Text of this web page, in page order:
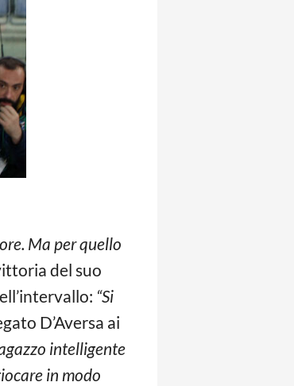
Ma per quello
del suo
“Si
D’Aversa ai
intelligente
in modo